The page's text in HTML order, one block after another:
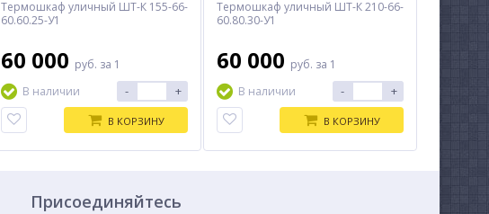
Термошкаф уличный ШТ-К 155-66-
60.60.25-У1
60 000 руб. за 1
В наличии
- +
В КОРЗИНУ
Термошкаф уличный ШТ-К 210-66-
60.80.30-У1
60 000 руб. за 1
В наличии
- +
В КОРЗИНУ
Присоединяйтесь